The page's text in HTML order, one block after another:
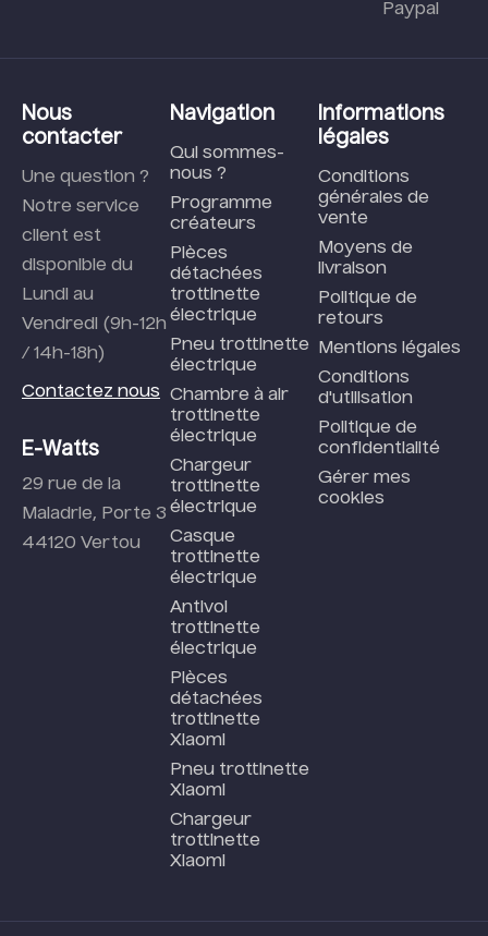
Paypal
Nous
contacter
Une question ?
Notre service
client est
disponible du
Lundi au
Vendredi (9h-12h
/ 14h-18h)
Contactez nous
E-Watts
29 rue de la
Maladrie, Porte 3
44120 Vertou
Navigation
Qui sommes-
nous ?
Programme
créateurs
Pièces
détachées
trottinette
électrique
Pneu trottinette
électrique
Chambre à air
trottinette
électrique
Chargeur
trottinette
électrique
Casque
trottinette
électrique
Antivol
trottinette
électrique
Pièces
détachées
trottinette
Xiaomi
Pneu trottinette
Xiaomi
Chargeur
trottinette
Xiaomi
Informations
légales
Conditions
générales de
vente
Moyens de
livraison
Politique de
retours
Mentions légales
Conditions
d'utilisation
Politique de
confidentialité
Gérer mes
cookies